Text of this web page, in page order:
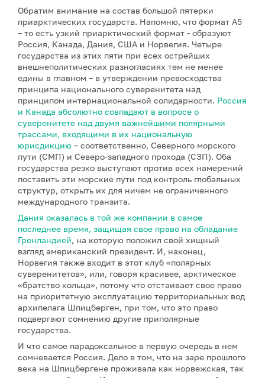
Обратим внимание на состав большой пятерки
приарктических государств. Напомню, что формат А5
– то есть узкий приарктический формат - образуют
Россия, Канада, Дания, США и Норвегия. Четыре
государства из этих пяти при всех острейших
внешнеполитических разногласиях тем не менее
едины в главном – в утверждении превосходства
принципа национального суверенитета над
принципом интернациональной солидарности. Россия
и Канада абсолютно совпадают в вопросе о
суверенитете над двумя важнейшими полярными
трассами, входящими в их национальную
юрисдикцию – соответственно, Северного морского
пути (СМП) и Северо-западного прохода (СЗП). Оба
государства резко выступают против всех намерений
поставить эти морские пути под контроль глобальных
структур, открыть их для ничем не ограниченного
международного транзита.
Дания оказалась в той же компании в самое
последнее время, защищая свое право на обладание
Гренландией, на которую положил свой хищный
взгляд американский президент. И, наконец,
Норвегия также входит в этот клуб «полярных
суверенитетов», или, говоря красивее, арктическое
«братство кольца», потому что отстаивает свое право
на приоритетную эксплуатацию территориальных вод
архипелага Шпицберген, при том, что это право
подвергают сомнению другие приполярные
государства.
И что самое парадоксальное в первую очередь в нем
сомневается Россия. Дело в том, что на заре прошлого
века на Шпицбергене проживала как норвежская, так